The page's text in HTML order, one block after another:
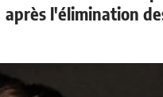
après l'élimination